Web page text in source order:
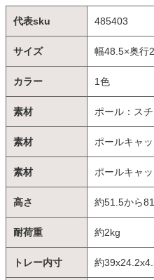
代表sku 485403
サイズ 幅48.5×奥行
カラー 1色
素材 ポール：ス
素材 ポールキャ
素材 ポールキャ
高さ 約51.5から
耐荷重 約2kg
トレー内寸 約